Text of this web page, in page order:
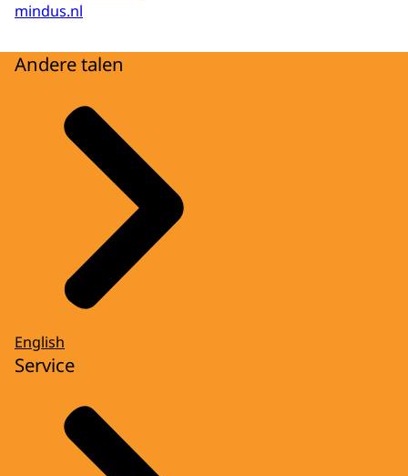
mindus.nl
Andere talen
English
Service